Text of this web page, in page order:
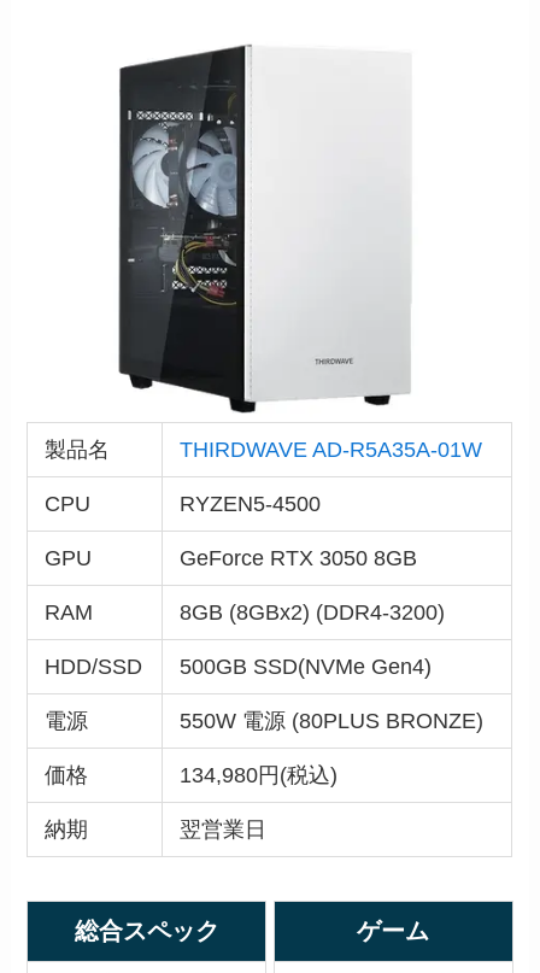
製品名 THIRDWAVE AD-R5A35A-01W
CPU RYZEN5-4500
GPU GeForce RTX 3050 8GB
RAM 8GB (8GBx2) (DDR4-3200)
HDD/SSD 500GB SSD(NVMe Gen4)
電源 550W 電源 (80PLUS BRONZE)
価格 134,980円(税込)
納期 翌営業日
総合スペック ゲーム